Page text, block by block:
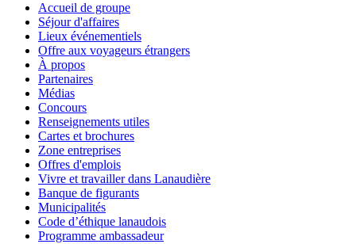
Accueil de groupe
Séjour d'affaires
Lieux événementiels
Offre aux voyageurs étrangers
À propos
Partenaires
Médias
Concours
Renseignements utiles
Cartes et brochures
Zone entreprises
Offres d'emplois
Vivre et travailler dans Lanaudière
Banque de figurants
Municipalités
Code d’éthique lanaudois
Programme ambassadeur